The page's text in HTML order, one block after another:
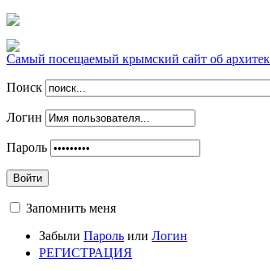
Самый посещаемый крымский сайт об
Поиск
Логин
Пароль
Войти
Запомнить меня
Забыли Пароль или Логин
РЕГИСТРАЦИЯ